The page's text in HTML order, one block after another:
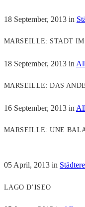
18 September, 2013 in
MARSEILLE: STADT IM
18 September, 2013 in
MARSEILLE: DAS
16 September, 2013 in
MARSEILLE: UNE
05 April, 2013 in
LAGO D’ISEO